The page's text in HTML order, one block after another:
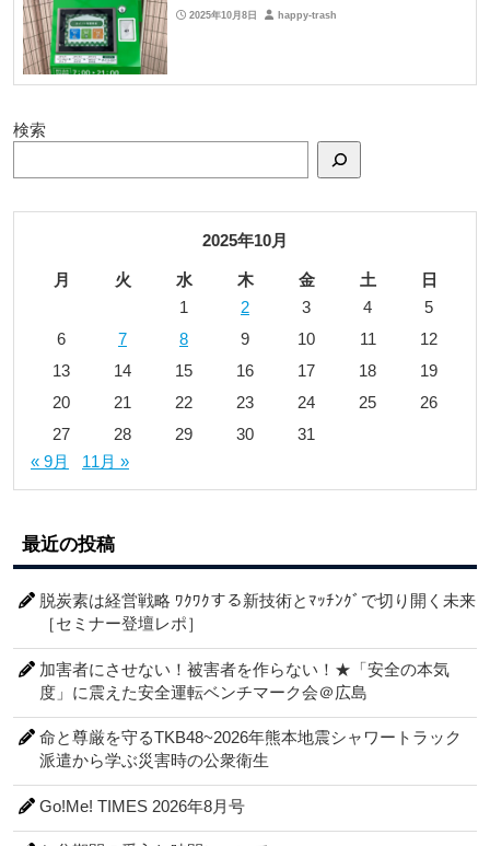
2025年10月8日 happy-trash
検索
2025年10月
月 火 水 木 金 土
日
1
2 3 4
5
6
7 8 9 10 11
12
13
14 15 16 17 18
19
20
21 22 23 24 25
26
27
28 29 30
31
« 9月
11月 »
最近の投稿
脱炭素は経営戦略 ﾜｸﾜｸする新技術とﾏｯﾁﾝｸﾞで切り開く未来
［セミナー登壇レポ］
加害者にさせない！被害者を作らない！★「安全の本気
度」に震えた安全運転ベンチマーク会＠広島
命と尊厳を守るTKB48~2026年熊本地震シャワートラック
派遣から学ぶ災害時の公衆衛生
Go!Me! TIMES 2026年8月号